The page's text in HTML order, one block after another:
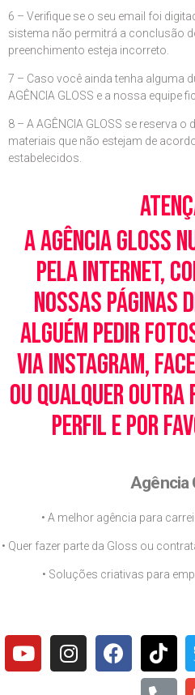
6 – Verifique se o seu email foi
sistema não permitrá a conclusão
preenchimento esteja incorreto.
7 – Caso você ainda tenha alguma
AGÊNCIA GLOSS e a nossa equipe
8 – A AGÊNCIA GLOSS se reserva
materiais que não estejam de
estabelecidos.
A Agência Gloss
pela Internet,
nossas páginas
alguém pedir
via Instagram,
ou qualquer outra
perfil e por
Agência
• A melhor agência para
• Quer fazer parte da Gloss ou
• Soluções criativas para